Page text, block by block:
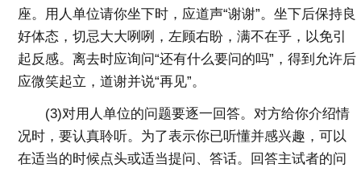
座。用人单位请你坐下时，应道声“谢谢”。坐下后保持良
好体态，切忌大大咧咧，左顾右盼，满不在乎，以免引
起反感。离去时应询问“还有什么要问的吗”，得到允许后
应微笑起立，道谢并说“再见”。
(3)对用人单位的问题要逐一回答。对方给你介绍情
况时，要认真聆听。为了表示你已听懂并感兴趣，可以
在适当的时候点头或适当提问、答话。回答主试者的问